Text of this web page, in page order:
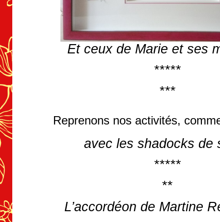
Et ceux de Marie et ses
*****
***
Reprenons nos activités,
avec les shadocks de
*****
**
L’accordéon de Martine